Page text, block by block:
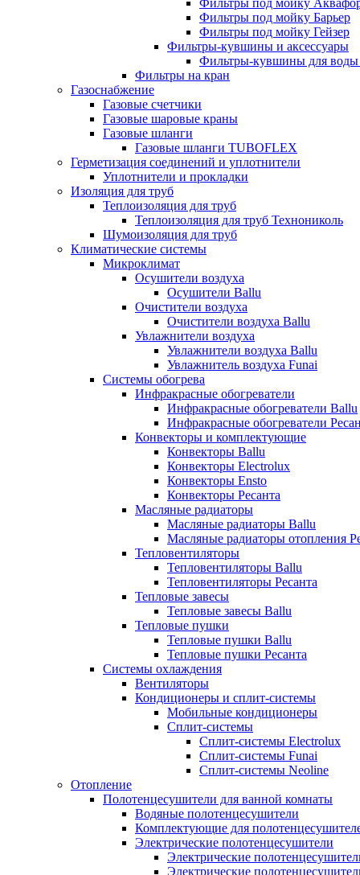
Фильтры под мойку
Фильтры под мойку Барьер
Фильтры под мойку Гейзер
Фильтры-кувшины и аксессуары
Фильтры-кувшины для
Фильтры на кран
Газоснабжение
Газовые счетчики
Газовые шаровые краны
Газовые шланги
Газовые шланги TUBOFLEX
Герметизация соединений и уплотнители
Уплотнители и прокладки
Изоляция для труб
Теплоизоляция для труб
Теплоизоляция для труб Технониколь
Шумоизоляция для труб
Климатические системы
Микроклимат
Осушители воздуха
Осушители Ballu
Очистители воздуха
Очистители воздуха Ballu
Увлажнители воздуха
Увлажнители воздуха Ballu
Увлажнитель воздуха Funai
Системы обогрева
Инфракрасные обогреватели
Инфракрасные обогреватели Ballu
Инфракрасные обогреватели
Конвекторы и комплектующие
Конвекторы Ballu
Конвекторы Electrolux
Конвекторы Ensto
Конвекторы Ресанта
Масляные радиаторы
Масляные радиаторы Ballu
Масляные радиаторы отопления
Тепловентиляторы
Тепловентиляторы Ballu
Тепловентиляторы Ресанта
Тепловые завесы
Тепловые завесы Ballu
Тепловые пушки
Тепловые пушки Ballu
Тепловые пушки Ресанта
Системы охлаждения
Вентиляторы
Кондиционеры и сплит-системы
Мобильные кондиционеры
Сплит-системы
Сплит-системы Electrolux
Сплит-системы Funai
Сплит-системы Neoline
Отопление
Полотенцесушители для ванной комнаты
Водяные полотенцесушители
Комплектующие для
Электрические полотенцесушители
Электрические
Электрические